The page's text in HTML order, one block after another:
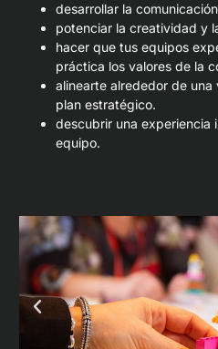
desarrollar la
potenciar la creatividad y
hacer que tus equipos
práctica los valores de la
alinearte alrededor de una
plan estratégico.
descubrir una experiencia
equipo.